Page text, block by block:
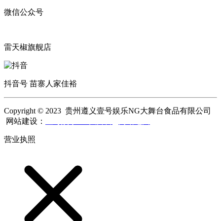
微信公众号
雷天椒旗舰店
抖音号 苗寨人家佳裕
Copyright © 2023 贵州遵义壹号娱乐NG大舞台食品有限公司
网站建设：
营业执照